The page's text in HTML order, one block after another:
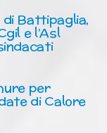
Battipaglia,
e l’Asl
per
di Calore